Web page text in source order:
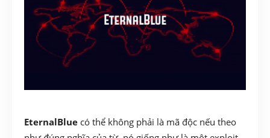
EternalBlue có thể không phải là mã độc nếu theo